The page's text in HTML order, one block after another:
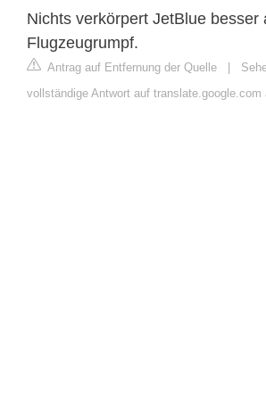
Nichts verkörpert JetBlue besser
Flugzeugrumpf.
Antrag auf Entfernung der Quelle |
vollständige Antwort auf translate.google.com